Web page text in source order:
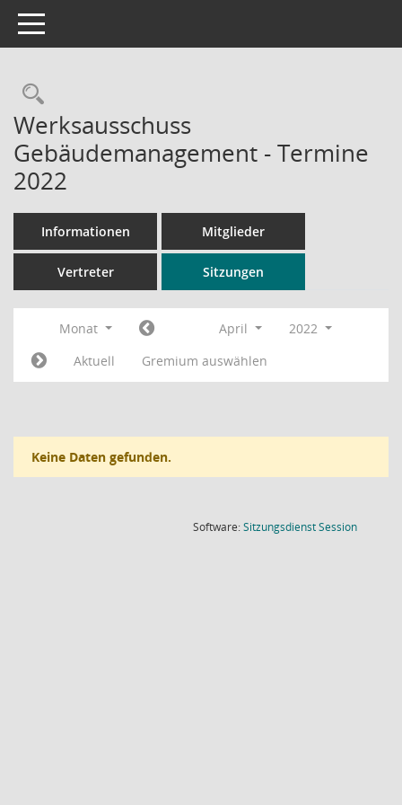
Toggle navigation
Rechercheauswahl
Werksausschuss
Gebäudemanagement - Termine
2022
Informationen Mitglieder
Vertreter Sitzungen
Monat April
2022
Aktuell
Gremium auswählen
Keine Daten gefunden.
Software:SitzungsdienstSession(Wird in